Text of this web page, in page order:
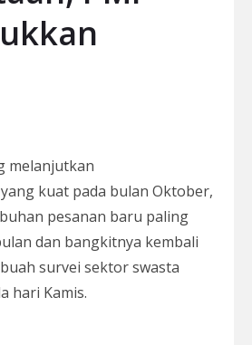
melanjutkan
kuat pada bulan Oktober,
pesanan baru paling
dan bangkitnya kembali
survei sektor swasta
hari Kamis.